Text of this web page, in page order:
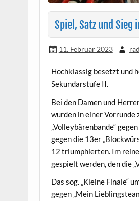
Spiel, Satz und Sieg
11. Februar 2023
Hochklassig besetzt und
Sekundarstufe II.
Bei den Damen und
wurden in einer
„Volleybärenbande“
gegen die 13er
12 triumphierten. Im
gespielt werden, den die
Das sog. „Kleine Finale“
gegen „Mein